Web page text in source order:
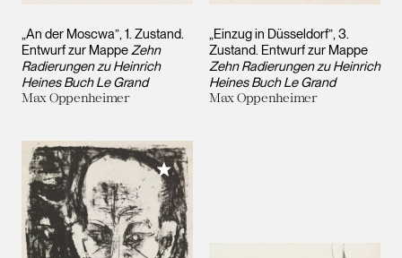
„An der Moscwa”, 1. Zustand.
Entwurf zur MappeZehn
Radierungen zu Heinrich
Heines Buch Le Grand
Max Oppenheimer
„Einzug in Düsseldorf”, 3.
Zustand. Entwurf zur Mappe
Zehn Radierungen zu Heinrich
Heines Buch Le Grand
Max Oppenheimer
Meiner Sammlung hinzufügen